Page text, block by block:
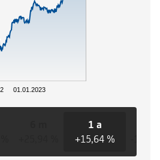
01.01.2023
1 a
+15,64 %